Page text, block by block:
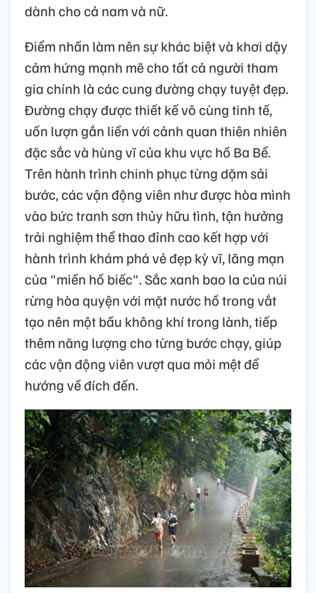
dành cho cả nam và nữ.
Điểm nhấn làm nên sự khác biệt và khơi dậy
cảm hứng mạnh mẽ cho tất cả người tham
gia chính là các cung đường chạy tuyệt đẹp.
Đường chạy được thiết kế vô cùng tinh tế,
uốn lượn gắn liền với cảnh quan thiên nhiên
đặc sắc và hùng vĩ của khu vực hồ Ba Bể.
Trên hành trình chinh phục từng dặm sải
bước, các vận động viên như được hòa mình
vào bức tranh sơn thủy hữu tình, tận hưởng
trải nghiệm thể thao đỉnh cao kết hợp với
hành trình khám phá vẻ đẹp kỳ vĩ, lãng mạn
của "miền hồ biếc". Sắc xanh bao la của núi
rừng hòa quyện với mặt nước hồ trong vắt
tạo nên một bầu không khí trong lành, tiếp
thêm năng lượng cho từng bước chạy, giúp
các vận động viên vượt qua mỏi mệt để
hướng về đích đến.